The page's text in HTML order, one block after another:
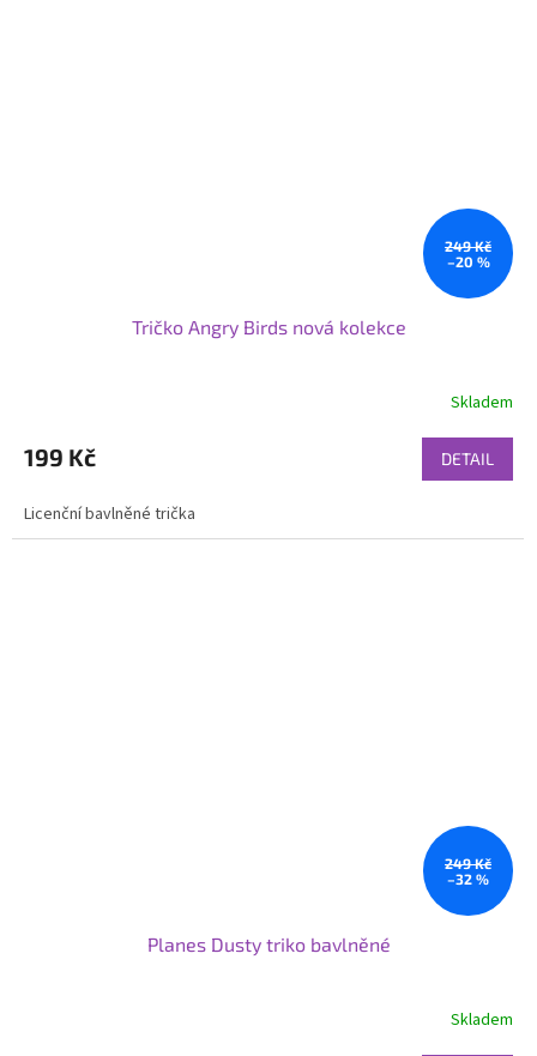
249 Kč
–20 %
Tričko Angry Birds nová kolekce
Skladem
199 Kč DETAIL
Licenční bavlněné trička
249 Kč
–32 %
Planes Dusty triko bavlněné
Skladem